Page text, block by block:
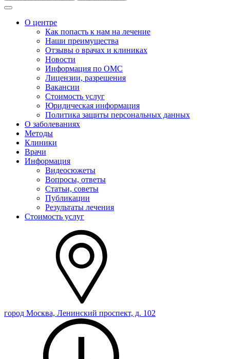
О центре
Как попасть к нам на лечение
Наши преимущества
Отзывы о врачах и клиниках
Новости
Информация по ОМС
Лицензии, разрешения
Вакансии
Стоимость услуг
Юридическая информация
Политика защиты персональных данных
О заболеваниях
Методы
Клиники
Врачи
Информация
Видеосюжеты
Вопросы, ответы
Статьи, советы
Публикации
Результаты лечения
Стоимость услуг
город Москва, Ленинский проспект, д. 102